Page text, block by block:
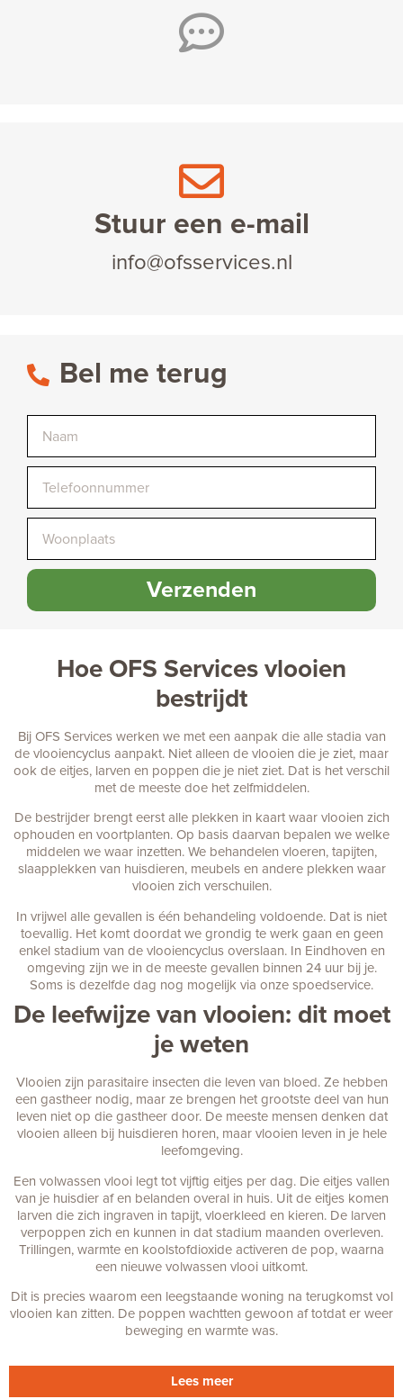
Stuur een e-mail
info@ofsservices.nl
Bel me terug
Verzenden
Hoe OFS Services vlooien
bestrijdt
Bij OFS Services werken we met een aanpak die alle stadia van
de vlooiencyclus aanpakt. Niet alleen de vlooien die je ziet, maar
ook de eitjes, larven en poppen die je niet ziet. Dat is het verschil
met de meeste doe het zelfmiddelen.
De bestrijder brengt eerst alle plekken in kaart waar vlooien zich
ophouden en voortplanten. Op basis daarvan bepalen we welke
middelen we waar inzetten. We behandelen vloeren, tapijten,
slaapplekken van huisdieren, meubels en andere plekken waar
vlooien zich verschuilen.
In vrijwel alle gevallen is één behandeling voldoende. Dat is niet
toevallig. Het komt doordat we grondig te werk gaan en geen
enkel stadium van de vlooiencyclus overslaan. In Eindhoven en
omgeving zijn we in de meeste gevallen binnen 24 uur bij je.
Soms is dezelfde dag nog mogelijk via onze spoedservice.
De leefwijze van vlooien: dit moet
je weten
Vlooien zijn parasitaire insecten die leven van bloed. Ze hebben
een gastheer nodig, maar ze brengen het grootste deel van hun
leven niet op die gastheer door. De meeste mensen denken dat
vlooien alleen bij huisdieren horen, maar vlooien leven in je hele
leefomgeving.
Een volwassen vlooi legt tot vijftig eitjes per dag. Die eitjes vallen
van je huisdier af en belanden overal in huis. Uit de eitjes komen
larven die zich ingraven in tapijt, vloerkleed en kieren. De larven
verpoppen zich en kunnen in dat stadium maanden overleven.
Trillingen, warmte en koolstofdioxide activeren de pop, waarna
een nieuwe volwassen vlooi uitkomt.
Dit is precies waarom een leegstaande woning na terugkomst vol
vlooien kan zitten. De poppen wachtten gewoon af totdat er weer
beweging en warmte was.
Lees meer